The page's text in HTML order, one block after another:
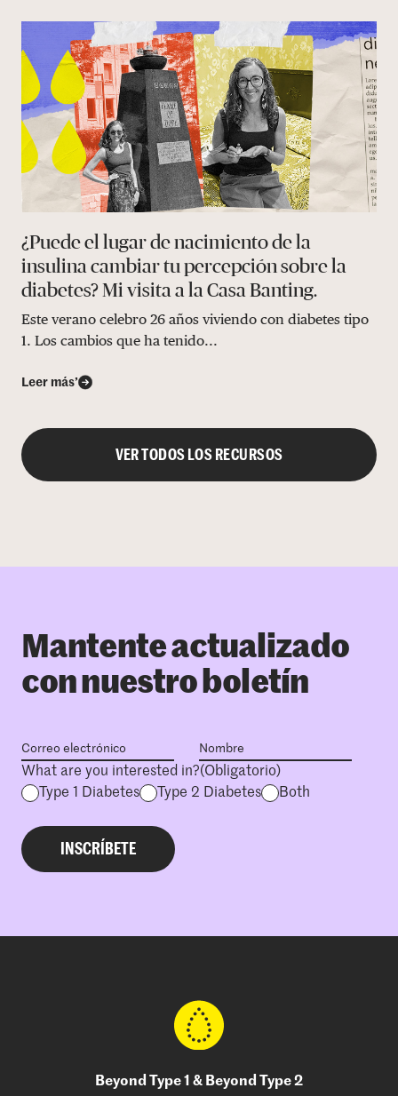
¿Puede el lugar de nacimiento de la
insulina cambiar tu percepción sobre la
diabetes? Mi visita a la Casa Banting.
Este verano celebro 26 años viviendo con diabetes tipo
1. Los cambios que ha tenido...
Leer más’
VER TODOS LOS RECURSOS
Mantente actualizado
con nuestro boletín
What are you interested in?(Obligatorio)
Type 1 Diabetes
Type 2 Diabetes Both
Beyond Type 1 & Beyond Type 2